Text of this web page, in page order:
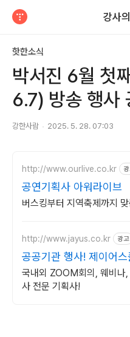
강사
핫한소식
박서진 6월 첫
6.7) 방송 행사
강한사람 2025. 5. 28. 07:03
http://www.ourlive.co.kr
공연기획사 아워라이브
버스킹부터 지역축제까지
http://www.jayus.co.kr 광고
공공기관 행사! 제이어
대행!
국내외 ZOOM회의, 웨비나
사 전문 기획사!